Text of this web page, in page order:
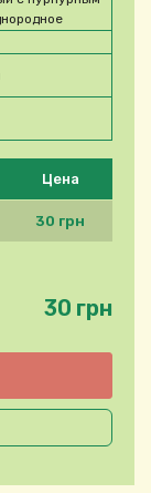
Цена
30 грн
30 грн